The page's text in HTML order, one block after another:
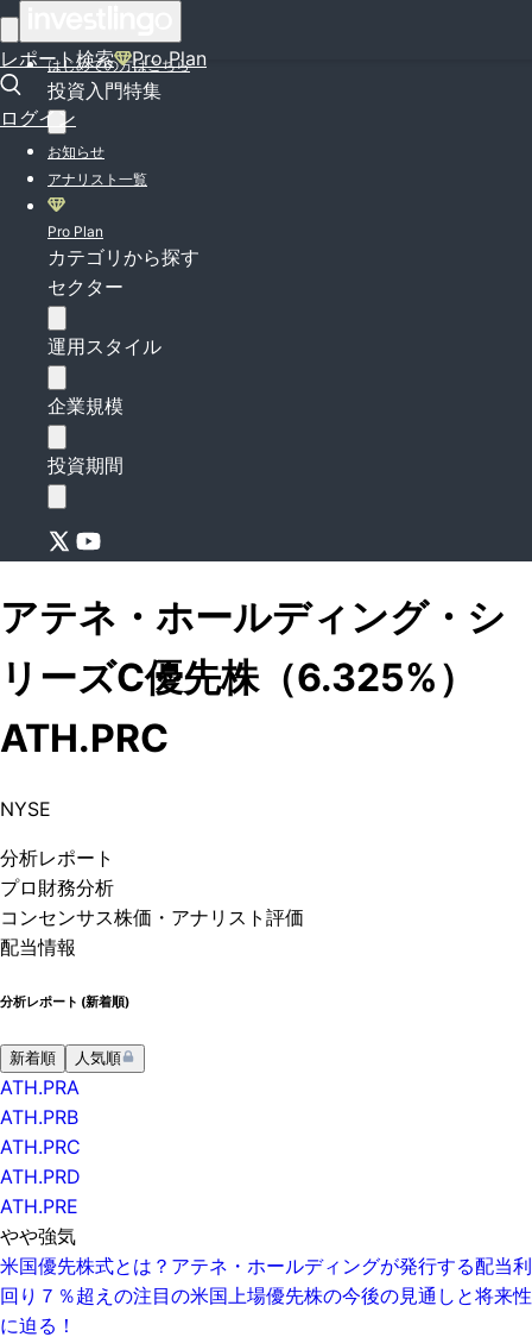
レポート検索 Pro Plan
ログイン
はじめての方はこちら
投資入門特集
お知らせ
アナリスト一覧
Pro Plan
カテゴリから探す
セクター
運用スタイル
企業規模
投資期間
アテネ・ホールディング・シ
リーズC優先株（6.325%）
ATH.PRC
NYSE
分析レポート
プロ 財務分析
コンセンサス株価 ・アナリスト評価
配当情報
分析レポート (新着順)
新着順 人気順
ATH.PRA
ATH.PRB
ATH.PRC
ATH.PRD
ATH.PRE
やや強気
米国優先株式とは？アテネ・ホールディングが発行する配当利
回り７％超えの注目の米国上場優先株の今後の見通しと将来性
に迫る！